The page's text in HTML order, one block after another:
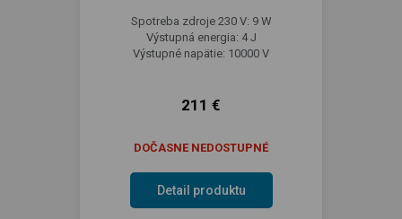
Spotreba zdroje 230 V: 9 W
Výstupná energia: 4 J
Výstupné napätie: 10000 V
211 €
DOČASNE NEDOSTUPNÉ
Detail produktu